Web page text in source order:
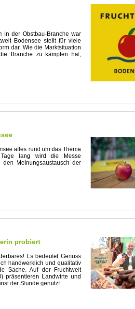
in der Obstbau-Branche war
Bodensee stellt für viele
dar. Wie die Marktsituation
Branche zu kämpfen hat,
alles rund um das Thema
Tage lang wird die Messe
Meinungsaustausch der
probiert
Es bedeutet Genuss
handwerklich und qualitativ
Sache. Auf der Fruchtwelt
präsentieren Landwirte und
der Stunde genutzt.